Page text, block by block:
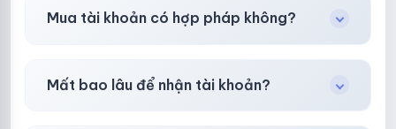
phòng.
Mua tài khoản có hợp pháp không?
ràng trước khi bạn mua.
Mất bao lâu để nhận tài khoản?